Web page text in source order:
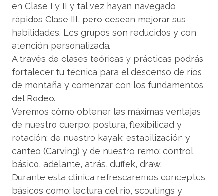
en Clase I y II y tal vez hayan navegado
rápidos Clase III, pero desean mejorar sus
habilidades. Los grupos son reducidos y con
atención personalizada.
A través de clases teóricas y prácticas podrás
fortalecer tu técnica para el descenso de ríos
de montaña y comenzar con los fundamentos
del Rodeo.
Veremos cómo obtener las máximas ventajas
de nuestro cuerpo: postura, flexibilidad y
rotación; de nuestro kayak: estabilización y
canteo (Carving) y de nuestro remo: control
básico, adelante, atrás, duffek, draw.
Durante esta clínica refrescaremos conceptos
básicos como: lectura del río, scoutings y